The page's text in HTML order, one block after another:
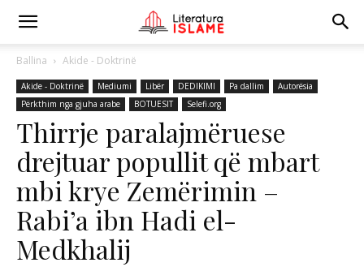
Ballina Akide - Doktrinë
Akide - Doktrinë Mediumi Libër DEDIKIMI Pa dallim
Autorësia
Përkthim nga gjuha arabe
BOTUESIT Selefi.org
Thirrje paralajmëruese
drejtuar popullit që mbart
mbi krye Zemërimin –
Rabi’a ibn Hadi el-
Medkhalij